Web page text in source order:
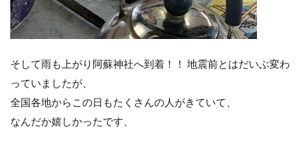
そして雨も上がり阿蘇神社へ到着！！ 地震前とはだいぶ変わ
っていましたが、
全国各地からこの日もたくさんの人がきていて、
なんだか嬉しかったです、